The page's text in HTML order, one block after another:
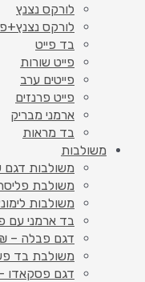
לורקס נצנץ
לורקס נצנץ+פרנז
בד פייט
פייט שורות
פייטים ערב
פייט פרנזים
ארמני מבריק
בד מראות
משולבות
משולבות דגם
משולבת פליסה
משולבות לימונצ'לו – 120₪
בד ארמני עם פייט איקס
דגם פבלה – 120₪
משולבת בד פשתן עם
דגם פסקאדו – 139₪